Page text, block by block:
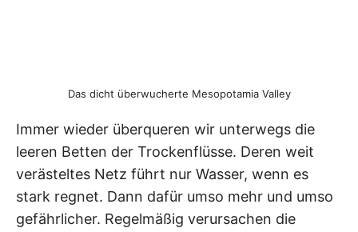
Das dicht überwucherte Mesopotamia Valley
Immer wieder überqueren wir unterwegs die
leeren Betten der Trockenflüsse. Deren weit
verästeltes Netz führt nur Wasser, wenn es
stark regnet. Dann dafür umso mehr und umso
gefährlicher. Regelmäßig verursachen die